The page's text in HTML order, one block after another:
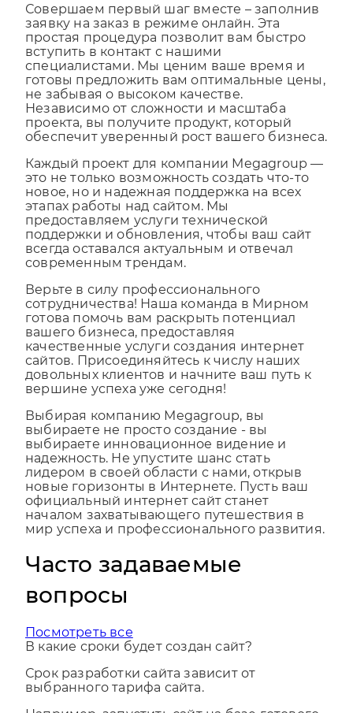
Совершаем первый шаг вместе – заполнив
заявку на заказ в режиме онлайн. Эта
простая процедура позволит вам быстро
вступить в контакт с нашими
специалистами. Мы ценим ваше время и
готовы предложить вам оптимальные цены,
не забывая о высоком качестве.
Независимо от сложности и масштаба
проекта, вы получите продукт, который
Каждый проект для компании Megagroup —
это не только возможность создать что-то
новое, но и надежная поддержка на всех
этапах работы над сайтом. Мы
предоставляем услуги технической
поддержки и обновления, чтобы ваш сайт
всегда оставался актуальным и отвечал
Верьте в силу профессионального
сотрудничества! Наша команда в Мирном
готова помочь вам раскрыть потенциал
вашего бизнеса, предоставляя
качественные услуги создания интернет
сайтов. Присоединяйтесь к числу наших
довольных клиентов и начните ваш путь к
Выбирая компанию Megagroup, вы
выбираете не просто создание - вы
выбираете инновационное видение и
надежность. Не упустите шанс стать
лидером в своей области с нами, открыв
новые горизонты в Интернете. Пусть ваш
официальный интернет сайт станет
началом захватывающего путешествия в
Часто задаваемые
вопросы
Посмотреть все
Срок разработки сайта зависит от